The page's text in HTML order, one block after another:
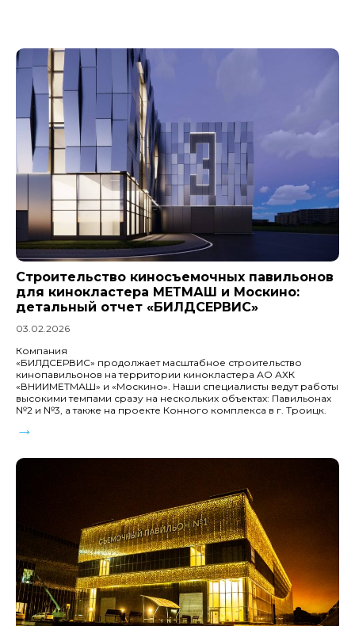
Строительство киносъемочных павильонов
для кинокластера МЕТМАШ и Москино:
детальный отчет «БИЛДСЕРВИС»
03.02.2026
Компания
«БИЛДСЕРВИС» продолжает масштабное строительство
кинопавильонов на территории кинокластера АО АХК
«ВНИИМЕТМАШ» и «Москино». Наши специалисты ведут работы
высокими темпами сразу на нескольких объектах: Павильонах
№2 и №3, а также на проекте Конного комплекса в г. Троицк.
→